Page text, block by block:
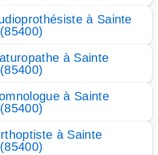
à Sainte
à Sainte
à Sainte
à Sainte